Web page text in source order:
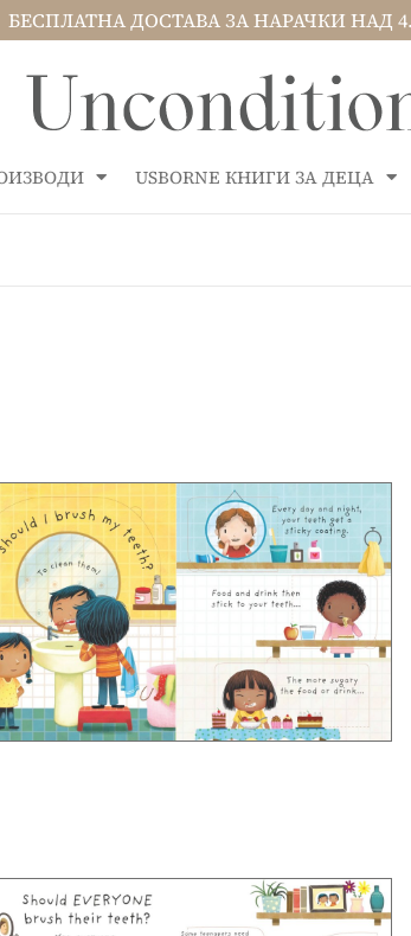
БЕСПЛАТНА ДОСТАВА ЗА НАРАЧКИ НАД
USBORNE КНИГИ ЗА ДЕЦА